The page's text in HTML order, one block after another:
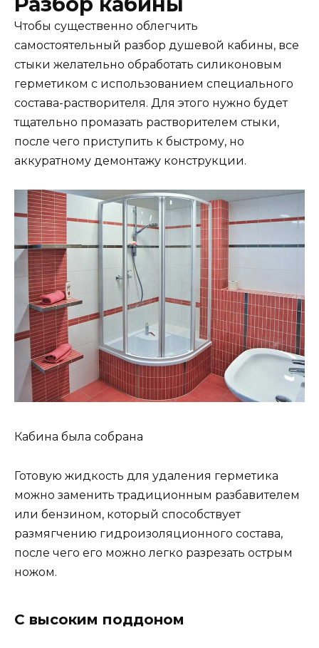
Чтобы существенно облегчить
самостоятельный разбор душевой кабины, все
стыки желательно обработать силиконовым
герметиком с использованием специального
состава-растворителя. Для этого нужно будет
тщательно промазать растворителем стыки,
после чего приступить к быстрому, но
аккуратному демонтажу конструкции.
Кабина была собрана
Готовую жидкость для удаления герметика
можно заменить традиционным разбавителем
или бензином, который способствует
размягчению гидроизоляционного состава,
после чего его можно легко разрезать острым
ножом.
С высоким поддоном